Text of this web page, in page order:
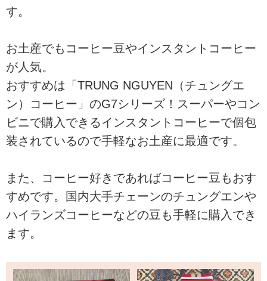
す。
お土産でもコーヒー豆やインスタントコーヒー
が人気。
おすすめは「TRUNG NGUYEN（チュングエ
ン）コーヒー」のG7シリーズ！スーパーやコン
ビニで購入できるインスタントコーヒーで個包
装されているので手軽なお土産に最適です。
また、コーヒー好きであればコーヒー豆もおす
すめです。国内大手チェーンのチュングエンや
ハイランズコーヒーなどの豆も手軽に購入でき
ます。